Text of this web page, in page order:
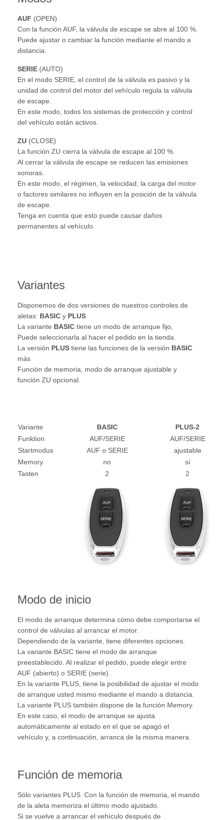
AUF (OPEN)
Con la función AUF, la válvula de escape se abre al 100 %.
Puede ajustar o cambiar la función mediante el mando a
distancia.
SERIE (AUTO)
En el modo SERIE, el control de la válvula es pasivo y la
unidad de control del motor del vehículo regula la válvula
de escape.
En este modo, todos los sistemas de protección y control
del vehículo están activos.
ZU (CLOSE)
La función ZU cierra la válvula de escape al 100 %.
Al cerrar la válvula de escape se reducen las emisiones
sonoras.
En este modo, el régimen, la velocidad, la carga del motor
o factores similares no influyen en la posición de la válvula
de escape.
Tenga en cuenta que esto puede causar daños
permanentes al vehículo.
Variantes
Disponemos de dos versiones de nuestros controles de
aletas: BASIC y PLUS
La variante BASIC tiene un modo de arranque fijo,
Puede seleccionarla al hacer el pedido en la tienda.
La versión PLUS tiene las funciones de la versión BASIC
más
Función de memoria, modo de arranque ajustable y
función ZU opcional.
Variante BASIC
PLUS-2
Funktion
AUF/SERIE
AUF/SERIE
Startmodus
AUF o SERIE
ajustable
Memory
no
sí
Tasten
2 2
Modo de inicio
El modo de arranque determina cómo debe comportarse el
control de válvulas al arrancar el motor.
Dependiendo de la variante, tiene diferentes opciones.
La variante BASIC tiene el modo de arranque
preestablecido. Al realizar el pedido, puede elegir entre
AUF (abierto) o SERIE (serie).
En la variante PLUS, tiene la posibilidad de ajustar el modo
de arranque usted mismo mediante el mando a distancia.
La variante PLUS también dispone de la función Memory.
En este caso, el modo de arranque se ajusta
automáticamente al estado en el que se apagó el
vehículo y, a continuación, arranca de la misma manera.
Función de memoria
Sólo variantes PLUS. Con la función de memoria, el mando
de la aleta memoriza el último modo ajustado.
Si se vuelve a arrancar el vehículo después de